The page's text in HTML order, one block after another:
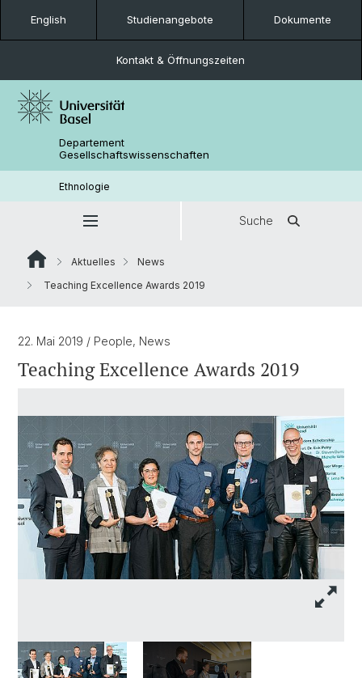
English Studienangebote Dokumente
Kontakt & Öffnungszeiten
Departement
Gesellschaftswissenschaften
Ethnologie
Suche
Aktuelles
News
Teaching Excellence Awards 2019
22. Mai 2019 / People, News
Teaching Excellence Awards 2019